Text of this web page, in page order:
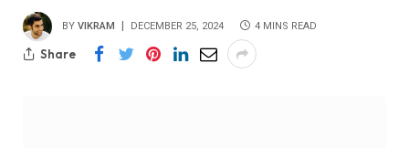
BY VIKRAM DECEMBER 25, 2024 4 MINS READ
Share